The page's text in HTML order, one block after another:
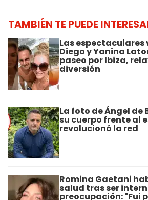
TAMBIÉN TE PUEDE
Las espectaculares
Diego y Yanina
paseo por Ibiza,
diversión
La foto de Ángel
su cuerpo frente al
revolucionó la red
Romina Gaetani
salud tras ser
preocupación: "Fui